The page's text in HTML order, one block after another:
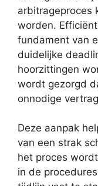
arbitrageproces
worden.
fundament van
duidelijke
hoorzittingen
wordt gezorgd
onnodige
Deze aanpak
van een strak
het proces
in de